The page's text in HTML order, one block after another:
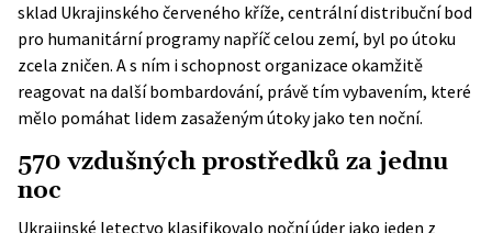
sklad Ukrajinského červeného kříže, centrální distribuční bod
pro humanitární programy napříč celou zemí, byl po útoku
zcela zničen. A s ním i schopnost organizace okamžitě
reagovat na další bombardování, právě tím vybavením, které
mělo pomáhat lidem zasaženým útoky jako ten noční.
570 vzdušných prostředků za jednu
noc
Ukrajinské letectvo klasifikovalo noční úder jako jeden z